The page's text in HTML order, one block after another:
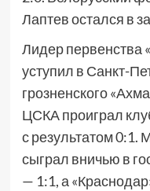
Лаптев остался в
Лидер первенства
уступил в Санкт-
грозненского
ЦСКА проиграл
с результатом 0:1.
сыграл вничью в
— 1:1, а